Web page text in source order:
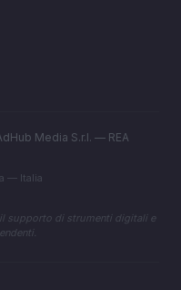
Media S.r.l. — REA
— Italia
supporto di strumenti digitali e